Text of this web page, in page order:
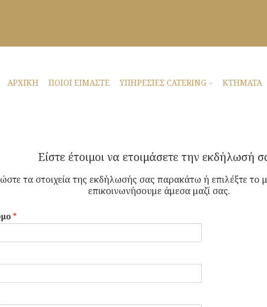
ΑΡΧΙΚΗ ΠΟΙΟΙ ΕΙΜΑΣΤΕ ΥΠΗΡΕΣΙΕΣ CATERING ΚΤΗΜΑΤΑ
Είστε έτοιμοι να ετοιμάσετε την εκδήλωσή
τα στοιχεία της εκδήλωσής σας παρακάτω ή επιλέξτε το
επικοινωνήσουμε άμεσα μαζί σας.
*